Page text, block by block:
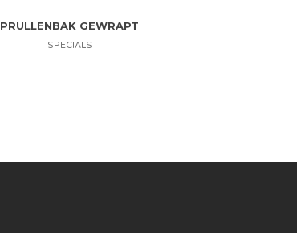
PRULLENBAK GEWRAPT
SPECIALS